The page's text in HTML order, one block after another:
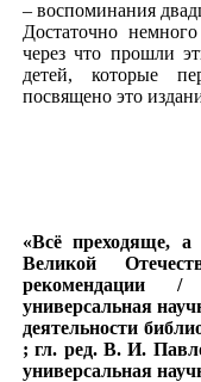
– воспоминания
Достаточно немного
через что прошли
детей, которые
посвящено это
«Всё преходяще,
Великой
рекомендации
универсальная
деятельности
; гл. ред. В. И.
универсальная